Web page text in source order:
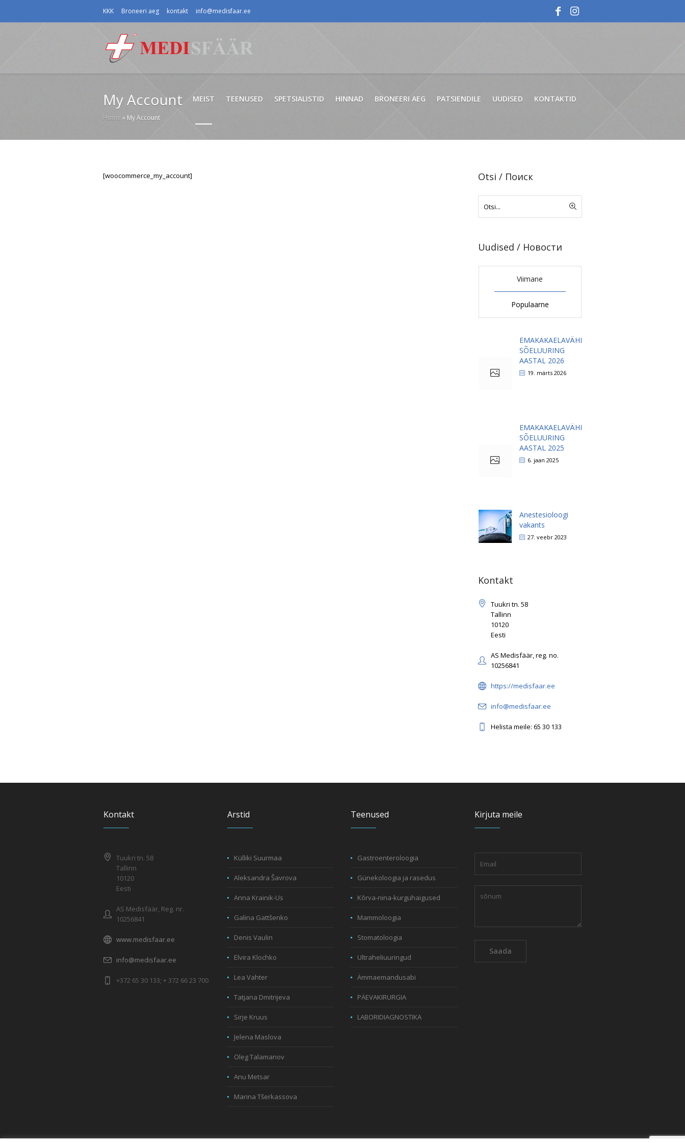
KKK Broneeri aeg kontakt info@medisfaar.ee
MEIST TEENUSED SPETSIALISTID HINNAD BRONEERI AEG PATSIENDILE UUDISED KONTAKTID
My Account
Home » My Account
[woocommerce_my_account] Otsi / Поиск
Uudised / Новости
Viimane
Populaarne
EMAKAKAELAVÄHI
SÕELUURING
AASTAL 2026
19. märts 2026
EMAKAKAELAVÄHI
SÕELUURING
AASTAL 2025
6. jaan 2025
Anestesioloogi
vakants
27. veebr 2023
Kontakt
Tuukri tn. 58
Tallinn
10120
Eesti
AS Medisfäär, reg. no.
10256841
https://medisfaar.ee
info@medisfaar.ee
Helista meile: 65 30 133
Kontakt
Tuukri tn. 58
Tallinn
10120
Eesti
AS Medisfäär, Reg. nr.
10256841
www.medisfaar.ee
info@medisfaar.ee
+372 65 30 133; + 372 66 23 700
Arstid
Külliki Suurmaa
Aleksandra Šavrova
Anna Krainik-Us
Galina Gattšenko
Denis Vaulin
Elvira Klochko
Lea Vahter
Tatjana Dmitrijeva
Sirje Kruus
Jelena Maslova
Oleg Talamanov
Anu Metsar
Marina Tšerkassova
Teenused
Gastroenteroloogia
Günekoloogia ja rasedus
Kõrva-nina-kurguhaigused
Mammoloogia
Stomatoloogia
Ultraheliuuringud
Ämmaemandusabi
PÄEVAKIRURGIA
LABORIDIAGNOSTIKA
Kirjuta meile